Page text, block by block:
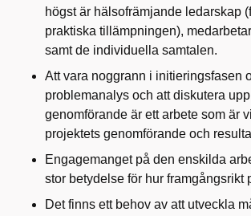
högst är hälsofrämjande ledarskap
praktiska tillämpningen),
samt de individuella samtalen.
Att vara noggrann i initieringsfasen
problemanalys och att diskutera
genomförande är ett arbete som är
projektets genomförande och
Engagemanget på den enskilda
stor betydelse för hur framgångsrikt
Det finns ett behov av att utveckla